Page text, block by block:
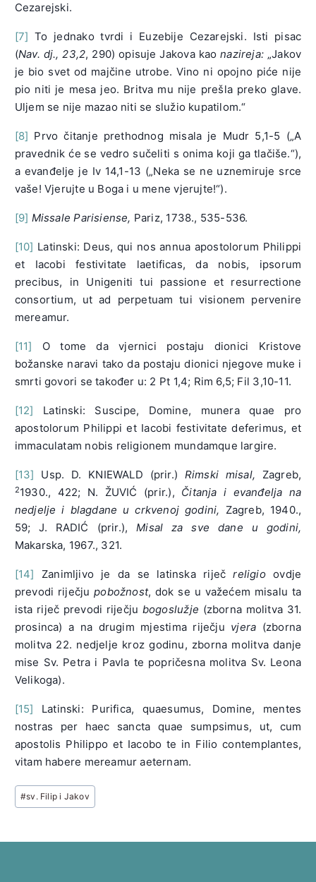
Cezarejski.
[7] To jednako tvrdi i Euzebije Cezarejski. Isti pisac
(Nav. dj., 23,2, 290) opisuje Jakova kaonazireja: „Jakov
je bio svet od majčine utrobe. Vino ni opojno piće nije
pio niti je mesa jeo. Britva mu nije prešla preko glave.
Uljem se nije mazao niti se služio kupatilom.“
[8] Prvo čitanje prethodnog misala je Mudr 5,1-5 („A
pravednik će se vedro sučeliti s onima koji ga tlačiše.“),
a evanđelje je Iv 14,1-13 („Neka se ne uznemiruje srce
vaše! Vjerujte u Boga i u mene vjerujte!“).
[9] Missale Parisiense, Pariz, 1738., 535-536.
[10] Latinski: Deus, qui nos annua apostolorum Philippi
et Iacobi festivitate laetificas, da nobis, ipsorum
precibus, in Unigeniti tui passione et resurrectione
consortium, ut ad perpetuam tui visionem pervenire
mereamur.
[11] O tome da vjernici postaju dionici Kristove
božanske naravi tako da postaju dionici njegove muke i
smrti govori se također u: 2 Pt 1,4; Rim 6,5; Fil 3,10-11.
[12] Latinski: Suscipe, Domine, munera quae pro
apostolorum Philippi et Iacobi festivitate deferimus, et
immaculatam nobis religionem mundamque largire.
[13] Usp. D. KNIEWALD (prir.) Rimski misal, Zagreb,
21930., 422; N. ŽUVIĆ (prir.), Čitanja i evanđelja na
nedjelje i blagdane u crkvenoj godini, Zagreb, 1940.,
59; J. RADIĆ (prir.),Misal za sve dane u godini,
Makarska, 1967., 321.
[14] Zanimljivo je da se latinska riječreligioovdje
prevodi riječjupobožnost, dok se u važećem misalu ta
ista riječ prevodi riječju bogoslužje (zborna molitva 31.
prosinca) a na drugim mjestima riječju vjera (zborna
molitva 22. nedjelje kroz godinu, zborna molitva danje
mise Sv. Petra i Pavla te popričesna molitva Sv. Leona
Velikoga).
[15] Latinski: Purifica, quaesumus, Domine, mentes
nostras per haec sancta quae sumpsimus, ut, cum
apostolis Philippo et Iacobo te in Filio contemplantes,
vitam habere mereamur aeternam.
Post
Tags:
#sv. Filip i Jakov